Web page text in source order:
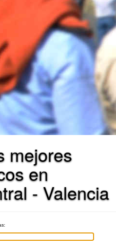
mejores
en
- Valencia